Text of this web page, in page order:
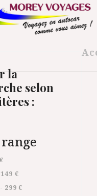
la
selon
:
€
299 €